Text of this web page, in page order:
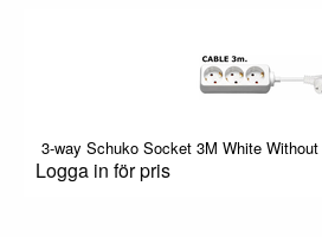
3-way Schuko Socket 3M White
Logga in för pris